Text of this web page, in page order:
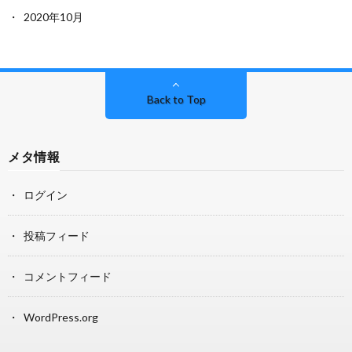
2020年10月
Back to Top
メタ情報
ログイン
投稿フィード
コメントフィード
WordPress.org